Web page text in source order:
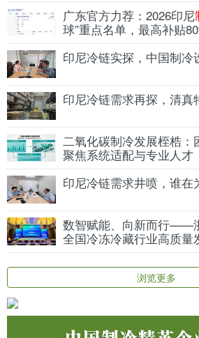
广东官方力荐：2026印尼
球”重点名单，最高补贴
印尼冷链实探，中国制冷
印尼冷链需求再探，清真
二氧化碳制冷发展桎梏：
聚焦系统适配与专业人才
印尼冷链需求井喷，谁在
数智赋能、向新而行——
全国冷冻冷藏行业高质量
浏览更多